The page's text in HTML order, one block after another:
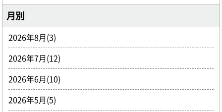
月別
2026年8月(3)
2026年7月(12)
2026年6月(10)
2026年5月(5)